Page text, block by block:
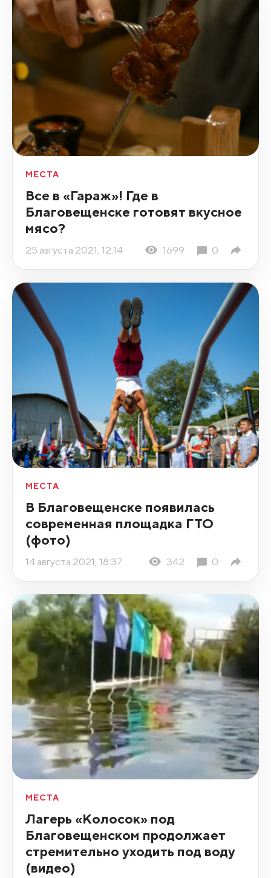
МЕСТА
Все в «Гараж»! Где в
Благовещенске готовят вкусное
мясо?
25 августа 2021, 12:14 1699 0
МЕСТА
В Благовещенске появилась
современная площадка ГТО
(фото)
14 августа 2021, 18:37 342 0
МЕСТА
Лагерь «Колосок» под
Благовещенском продолжает
стремительно уходить под воду
(видео)